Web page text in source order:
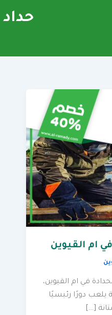
ام القيوين
في ام القيوين،
يلعب دورًا رئيسيًا
[…]